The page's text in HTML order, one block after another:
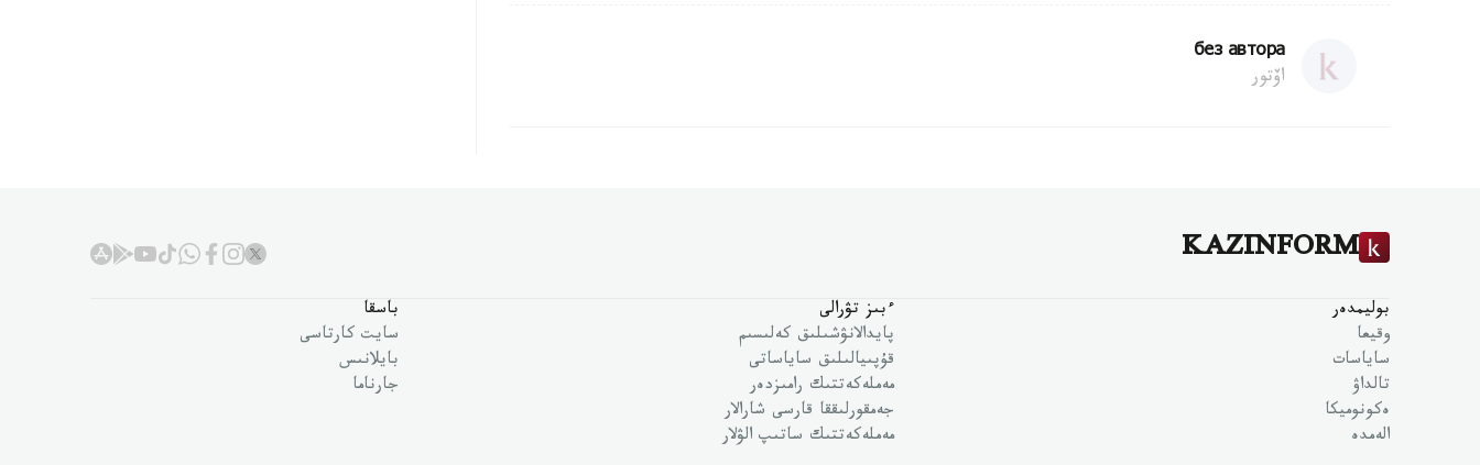
без автора
اۆتور
KAZINFORM
بوليمدەر
وقيعا
ساياسات
تالداۋ
ەكونوميكا
الەمدە
ءبىز تۋرالى
پايدالانۋشىلىق كەلىسىم
قۇپىيالىلىق ساياساتى
مەملەكەتتىك رامىزدەر
جەمقورلىققا قارسى شارالار
مەملەكەتتىك ساتىپ الۋلار
باسقا
سايت كارتاسى
بايلانىس
جارناما